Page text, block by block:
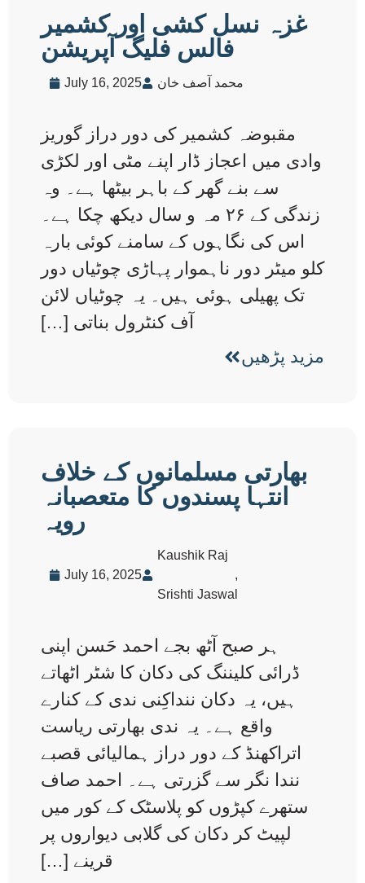
غزہ نسل کشی اور کشمیر
فالس فلیگ آپریشن
July 16, 2025 محمد آصف خان
مقبوضہ کشمیر کی دور دراز گوریز
وادی میں اعجاز ڈار اپنے مٹی اور لکڑی
سے بنے گھر کے باہر بیٹھا ہے۔ وہ
زندگی کے ۲۶ مہ و سال دیکھ چکا ہے۔
اس کی نگاہوں کے سامنے کوئی بارہ
کلو میٹر دور ناہموار پہاڑی چوٹیاں دور
تک پھیلی ہوئی ہیں۔ یہ چوٹیاں لائن
آف کنٹرول بناتی […]
مزید پڑھیں
بھارتی مسلمانوں کے خلاف
انتہا پسندوں کا متعصبانہ
رویہ
July 16, 2025
Kaushik Raj
,
Srishti Jaswal
ہر صبح آٹھ بجے احمد حَسن اپنی
ڈرائی کلیننگ کی دکان کا شٹر اٹھاتے
ہیں، یہ دکان ننداکِنی ندی کے کنارے
واقع ہے۔ یہ ندی بھارتی ریاست
اتراکھنڈ کے دور دراز ہمالیائی قصبے
نندا نگر سے گزرتی ہے۔ احمد صاف
ستھرے کپڑوں کو پلاسٹک کے کور میں
لپیٹ کر دکان کی گلابی دیواروں پر
قرینے […]